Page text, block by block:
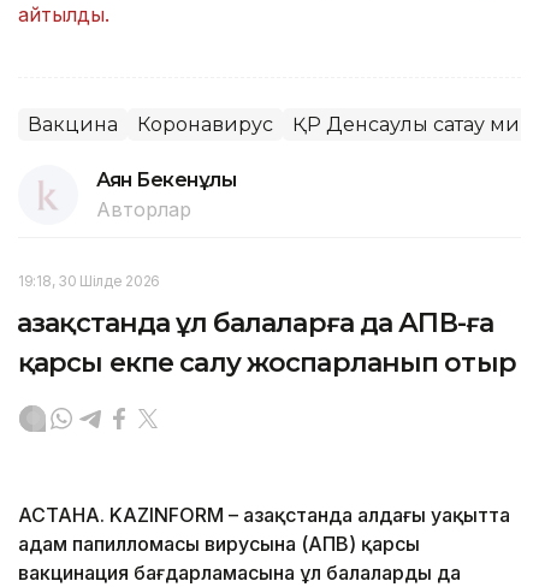
айтылды.
Вакцина Коронавирус ҚР Денсаулық сақтау
Аян Бекенұлы
Авторлар
19:18, 30 Шілде 2026
Қазақстанда ұл балаларға да АПВ-ға
қарсы екпе салу жоспарланып отыр
АСТАНА. KAZINFORM – Қазақстанда алдағы уақытта
адам папилломасы вирусына (АПВ) қарсы
вакцинация бағдарламасына ұл балаларды да